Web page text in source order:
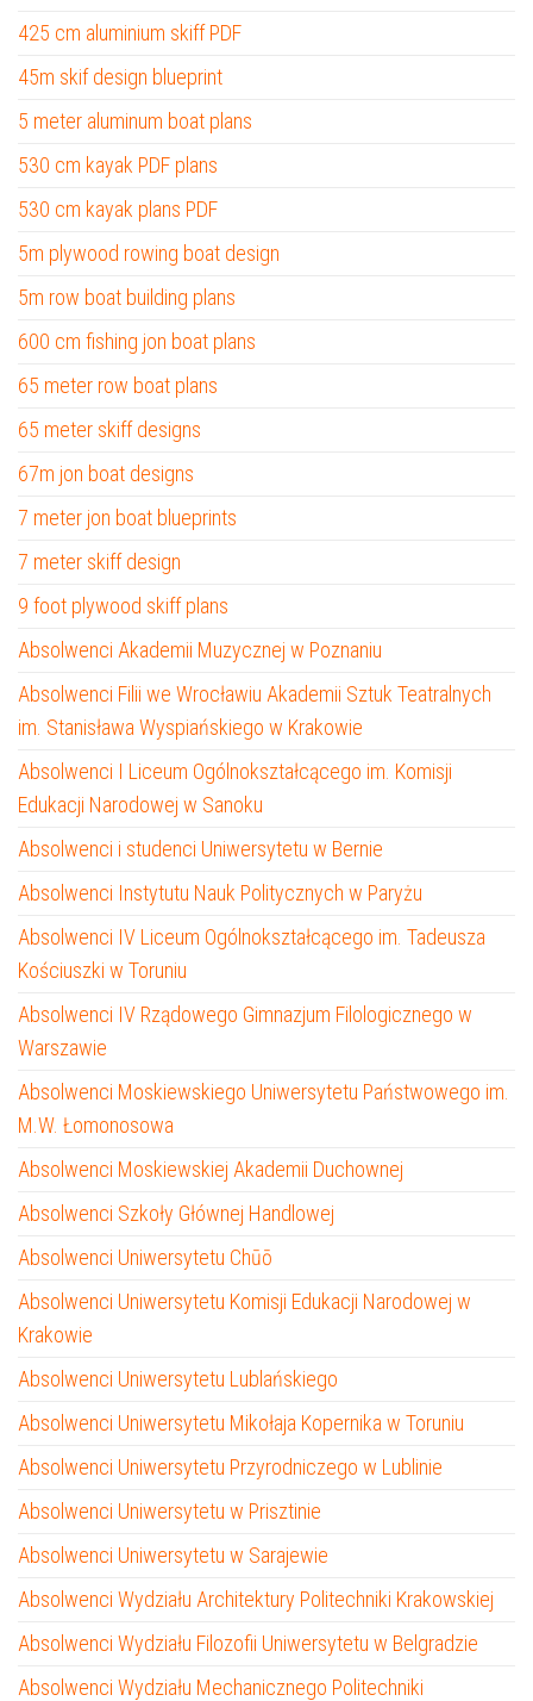
425 cm aluminium skiff PDF
45m skif design blueprint
5 meter aluminum boat plans
530 cm kayak PDF plans
530 cm kayak plans PDF
5m plywood rowing boat design
5m row boat building plans
600 cm fishing jon boat plans
65 meter row boat plans
65 meter skiff designs
67m jon boat designs
7 meter jon boat blueprints
7 meter skiff design
9 foot plywood skiff plans
Absolwenci Akademii Muzycznej w Poznaniu
Absolwenci Filii we Wrocławiu Akademii Sztuk Teatralnych
im. Stanisława Wyspiańskiego w Krakowie
Absolwenci I Liceum Ogólnokształcącego im. Komisji
Edukacji Narodowej w Sanoku
Absolwenci i studenci Uniwersytetu w Bernie
Absolwenci Instytutu Nauk Politycznych w Paryżu
Absolwenci IV Liceum Ogólnokształcącego im. Tadeusza
Kościuszki w Toruniu
Absolwenci IV Rządowego Gimnazjum Filologicznego w
Warszawie
Absolwenci Moskiewskiego Uniwersytetu Państwowego im.
M.W. Łomonosowa
Absolwenci Moskiewskiej Akademii Duchownej
Absolwenci Szkoły Głównej Handlowej
Absolwenci Uniwersytetu Chūō
Absolwenci Uniwersytetu Komisji Edukacji Narodowej w
Krakowie
Absolwenci Uniwersytetu Lublańskiego
Absolwenci Uniwersytetu Mikołaja Kopernika w Toruniu
Absolwenci Uniwersytetu Przyrodniczego w Lublinie
Absolwenci Uniwersytetu w Prisztinie
Absolwenci Uniwersytetu w Sarajewie
Absolwenci Wydziału Architektury Politechniki Krakowskiej
Absolwenci Wydziału Filozofii Uniwersytetu w Belgradzie
Absolwenci Wydziału Mechanicznego Politechniki